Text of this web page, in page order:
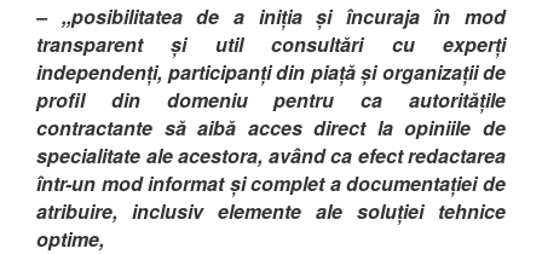
– ,,posibilitatea de a iniția și încuraja în mod
transparent și util consultări cu experți
independenți, participanți din piață și organizații de
profil din domeniu pentru ca autoritățile
contractante să aibă acces direct la opiniile de
specialitate ale acestora, având ca efect redactarea
într-un mod informat și complet a documentației de
atribuire, inclusiv elemente ale soluției tehnice
optime,